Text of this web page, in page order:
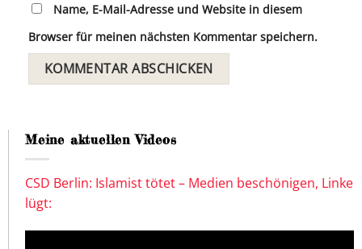
Name, E-Mail-Adresse und Website in diesem
Browser für meinen nächsten Kommentar speichern.
Meine aktuellen Videos
CSD Berlin: Islamist tötet – Medien beschönigen, Linke
lügt: